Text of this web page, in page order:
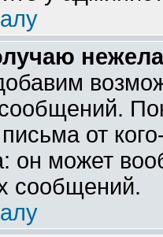
от
он может
сообщений.